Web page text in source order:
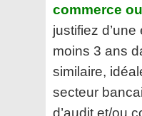
commerce
justifiez d’une
moins 3 ans
similaire,
secteur